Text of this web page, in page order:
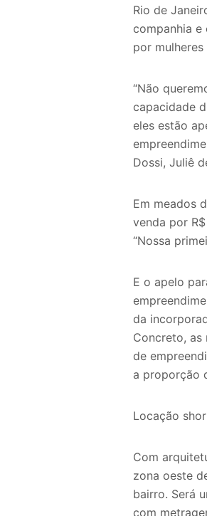
Rio de
companhia e
por
“Não
capacidade
eles estão
Dossi, Juliê
Em meados
venda por
“Nossa
E o apelo
da
Concreto, as
de
a proporção
Locação
Com
zona oeste
bairro. Será
com